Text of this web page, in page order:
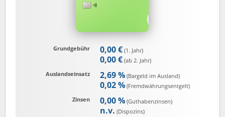
Grundgebühr 0,00 € (1. Jahr)
0,00 € (ab 2. Jahr)
Auslandseinsatz
2,69 % (Bargeld im Ausland)
0,02 % (Fremd­währungs­entgelt)
Zinsen
0,00 % (Guthaben­zinsen)
n.v. (Dispozins)